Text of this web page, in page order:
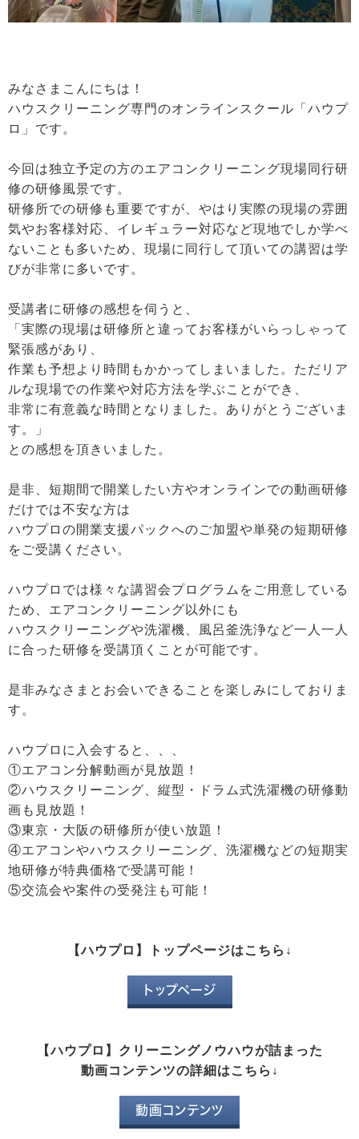
みなさまこんにちは！
ハウスクリーニング専門のオンラインスクール「ハウプ
ロ」です。
今回は独立予定の方のエアコンクリーニング現場同行研
修の研修風景です。
研修所での研修も重要ですが、やはり実際の現場の雰囲
気やお客様対応、イレギュラー対応など現地でしか学べ
ないことも多いため、現場に同行して頂いての講習は学
びが非常に多いです。
受講者に研修の感想を伺うと、
「実際の現場は研修所と違ってお客様がいらっしゃって
緊張感があり、
作業も予想より時間もかかってしまいました。ただリア
ルな現場での作業や対応方法を学ぶことができ、
非常に有意義な時間となりました。ありがとうございま
す。」
との感想を頂きいました。
是非、短期間で開業したい方やオンラインでの動画研修
だけでは不安な方は
ハウプロの開業支援パックへのご加盟や単発の短期研修
をご受講ください。
ハウプロでは様々な講習会プログラムをご用意している
ため、エアコンクリーニング以外にも
ハウスクリーニングや洗濯機、風呂釜洗浄など一人一人
に合った研修を受講頂くことが可能です。
是非みなさまとお会いできることを楽しみにしておりま
す。
ハウプロに入会すると、、、
①エアコン分解動画が見放題！
②ハウスクリーニング、縦型・ドラム式洗濯機の研修動
画も見放題！
③東京・大阪の研修所が使い放題！
④エアコンやハウスクリーニング、洗濯機などの短期実
地研修が特典価格で受講可能！
⑤交流会や案件の受発注も可能！
【ハウプロ】トップページはこちら↓
トップページ
【ハウプロ】クリーニングノウハウが詰まった
動画コンテンツの詳細はこちら↓
動画コンテンツ